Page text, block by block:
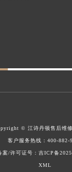
© 江诗丹顿售后维
客户服务热线： 400-882-
案/许可证号：吉ICP备
XML